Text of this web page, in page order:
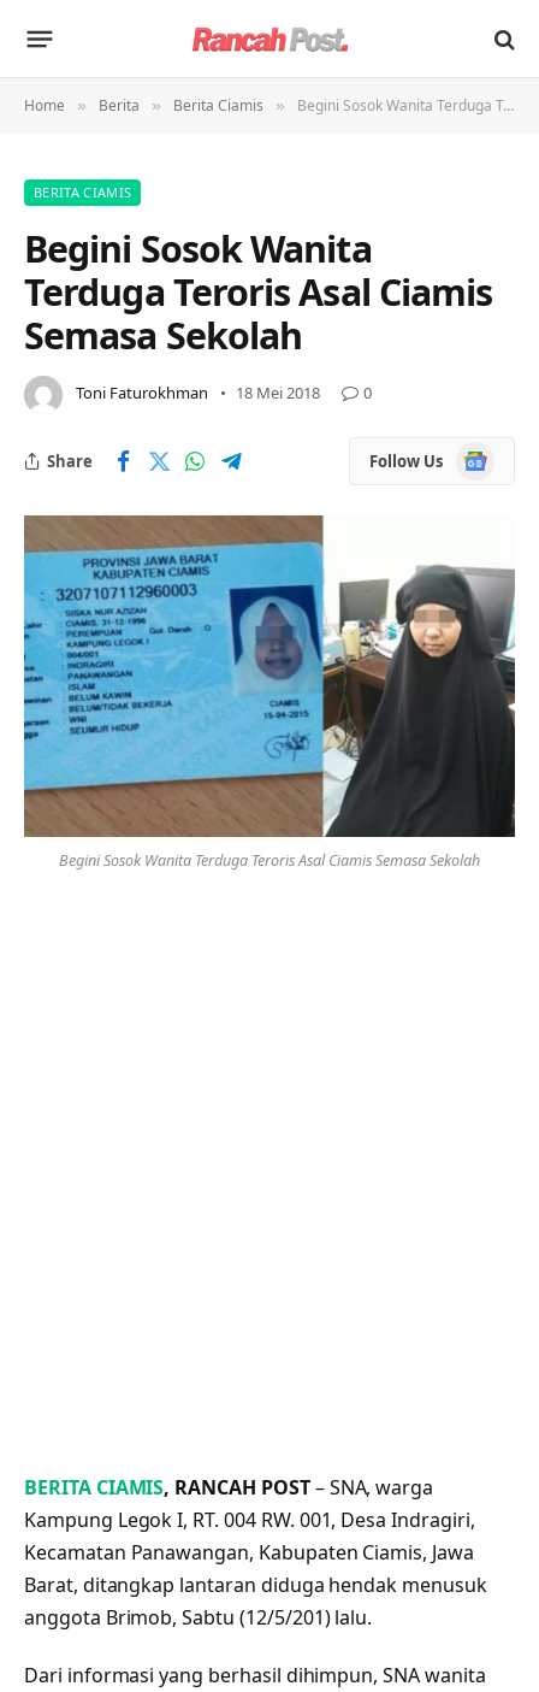
Home » Berita » Berita Ciamis » Begini Sosok Wanita Terduga Teroris Asal Ciamis Semasa Sekolah
BERITA CIAMIS
Begini Sosok Wanita
Terduga Teroris Asal Ciamis
Semasa Sekolah
Toni Faturokhman 18 Mei 2018 0
Share Follow Us
Google
News
Begini Sosok Wanita Terduga Teroris Asal Ciamis Semasa Sekolah
BERITA CIAMIS, RANCAH POST– SNA, warga
Kampung Legok I, RT. 004 RW. 001, Desa Indragiri,
Kecamatan Panawangan, Kabupaten Ciamis, Jawa
Barat, ditangkap lantaran diduga hendak menusuk
anggota Brimob, Sabtu (12/5/201) lalu.
Dari informasi yang berhasil dihimpun, SNA wanita